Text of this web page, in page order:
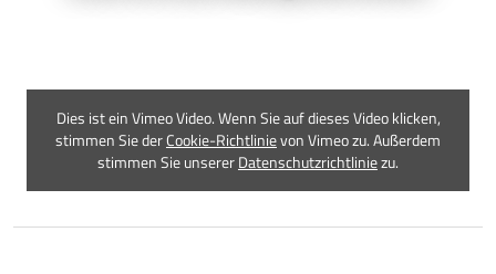
Dies ist ein Vimeo Video. Wenn Sie auf dieses Video klicken,
stimmen Sie derCookie-Richtlinievon Vimeo zu. Außerdem
stimmen Sie unserer Datenschutzrichtliniezu.